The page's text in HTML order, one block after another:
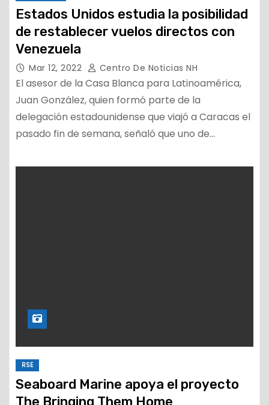
Estados Unidos estudia la posibilidad
de restablecer vuelos directos con
Venezuela
Mar 12, 2022 Centro De Noticias NH
El asesor de la Casa Blanca para Latinoamérica,
Juan González, quien formó parte de la
delegación estadounidense que viajó a Caracas el
pasado fin de semana, señaló que uno de…
RSE
Seaboard Marine apoya el proyecto
The Bringing Them Home